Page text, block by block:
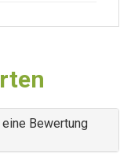
Bewertung